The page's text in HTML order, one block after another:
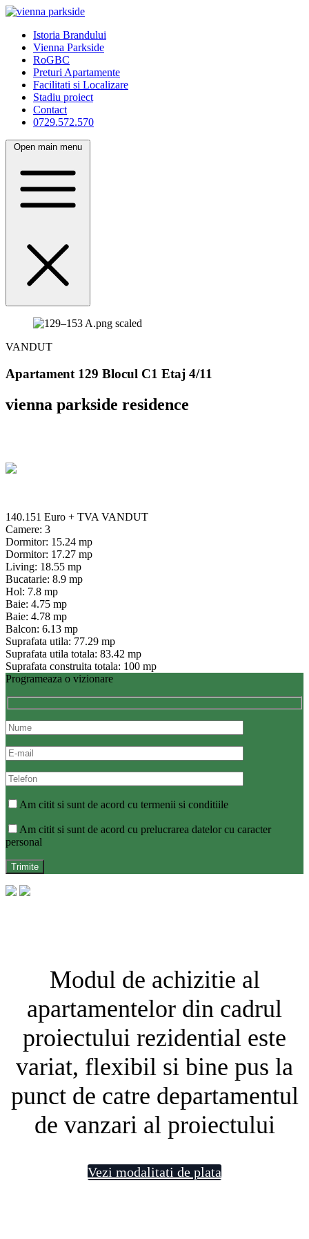
Istoria Brandului
Vienna Parkside
RoGBC
Preturi Apartamente
Facilitati si Localizare
Stadiu proiect
Contact
0729.572.570
Open main menu
VANDUT
Apartament 129 Blocul C1 Etaj 4/11
vienna parkside residence
140.151 Euro + TVA VANDUT
Camere: 3
Dormitor: 15.24 mp
Dormitor: 17.27 mp
Living: 18.55 mp
Bucatarie: 8.9 mp
Hol: 7.8 mp
Baie: 4.75 mp
Baie: 4.78 mp
Balcon: 6.13 mp
Suprafata utila: 77.29 mp
Suprafata utila totala: 83.42 mp
Suprafata construita totala: 100 mp
Programeaza o vizionare
Am citit si sunt de acord cu termenii si conditiile
Am citit si sunt de acord cu prelucrarea datelor cu caracter
personal
Modul de achizitie al
apartamentelor din cadrul
proiectului rezidential este
variat, flexibil si bine pus la
punct de catre departamentul
de vanzari al proiectului
Vezi modalitati de plata